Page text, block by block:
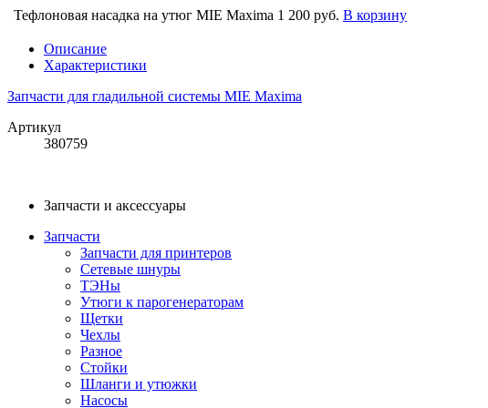
Тефлоновая насадка на утюг MIE Maxima 1 200 руб. В корзину
Описание
Характеристики
Запчасти для гладильной системы MIE Maxima
Артикул
380759
Запчасти и аксессуары
Запчасти
Запчасти для принтеров
Сетевые шнуры
ТЭНы
Утюги к парогенераторам
Щетки
Чехлы
Разное
Стойки
Шланги и утюжки
Насосы